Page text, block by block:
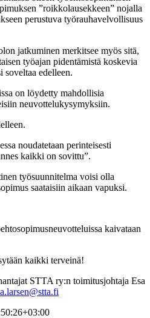
”roikkolausekkeen” nojalla
perustuva työrauhavelvollisuus
jatkuminen merkitsee myös sitä,
työajan pidentämistä koskevia
soveltaa edelleen.
on löydetty mahdollisia
neuvottelukysymyksiin.
noudatetaan perinteisesti
kaikki on sovittu”.
työsuunnitelma voisi olla
saataisiin aikaan vapuksi.
kaivataan
kaikki terveinä!
STTA ry:n toimitusjohtaja Esa